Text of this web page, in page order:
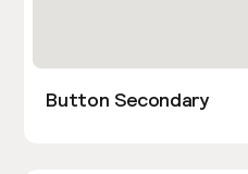
Button Secondary